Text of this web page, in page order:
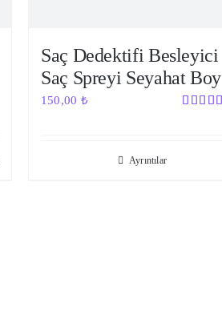
Saç Dedektifi Besleyici
Saç Spreyi Seyahat Boy
150,00 ₺
Ayrıntılar